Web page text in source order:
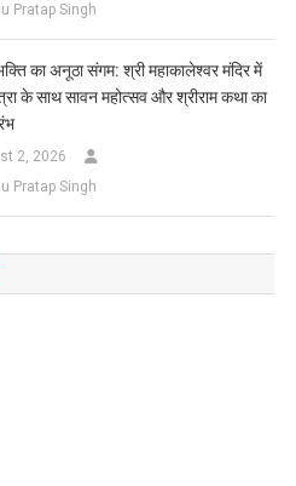
Pratap Singh
का अनूठा संगम: श्री महाकालेश्वर मंदिर में
के साथ सावन महोत्सव और श्रीराम कथा का
2, 2026
Pratap Singh